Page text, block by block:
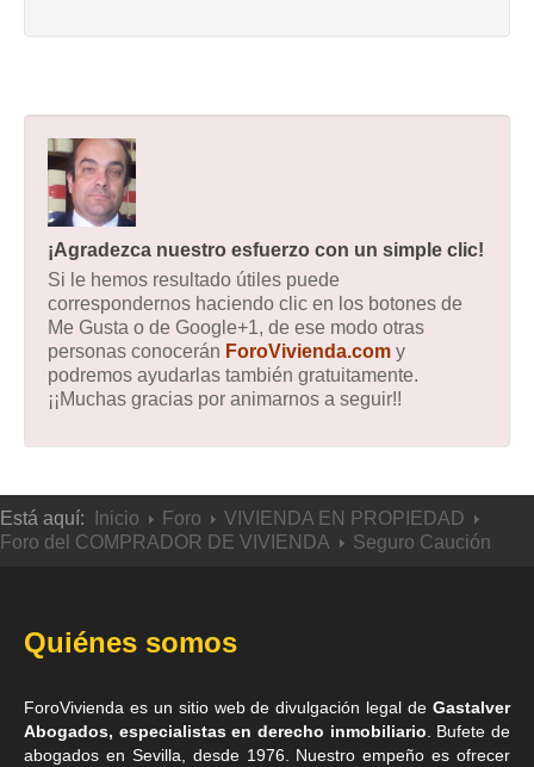
¡Agradezca nuestro esfuerzo con un simple clic!
Si le hemos resultado útiles puede
correspondernos haciendo clic en los botones de
Me Gusta o de Google+1, de ese modo otras
personas conocerán ForoVivienda.com y
podremos ayudarlas también gratuitamente.
¡¡Muchas gracias por animarnos a seguir!!
Está aquí: Inicio Foro
VIVIENDA EN PROPIEDAD
Foro del COMPRADOR DE VIVIENDA
Seguro Caución
Quiénes somos
ForoVivienda es un sitio web de divulgación legal de Gastalver
Abogados, especialistas en derecho inmobiliario . Bufete de
abogados en Sevilla , desde 1976. Nuestro empeño es ofrecer